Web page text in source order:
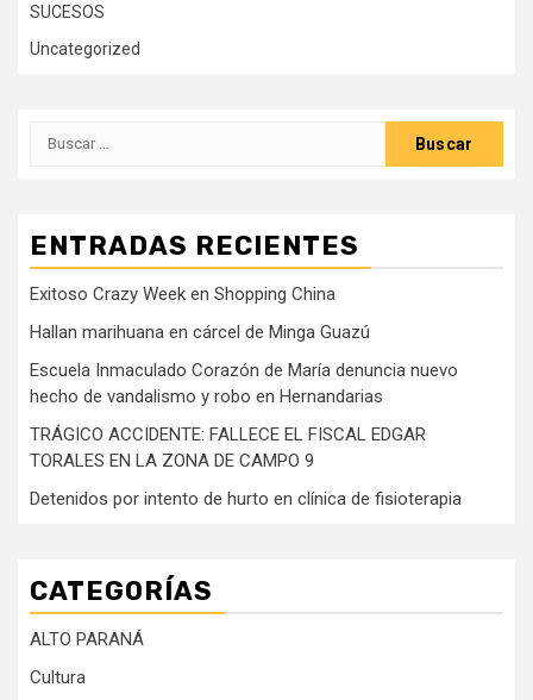
SUCESOS
Uncategorized
Buscar:
ENTRADAS RECIENTES
Exitoso Crazy Week en Shopping China
Hallan marihuana en cárcel de Minga Guazú
Escuela Inmaculado Corazón de María denuncia nuevo
hecho de vandalismo y robo en Hernandarias
TRÁGICO ACCIDENTE: FALLECE EL FISCAL EDGAR
TORALES EN LA ZONA DE CAMPO 9
Detenidos por intento de hurto en clínica de fisioterapia
CATEGORÍAS
ALTO PARANÁ
Cultura